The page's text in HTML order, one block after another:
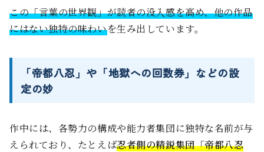
この「言葉の世界観」が読者の没入感を高め、他の作品
にはない独特の味わいを生み出しています。
「帝都八忍」や「地獄への回数券」などの設
定の妙
作中には、各勢力の構成や能力者集団に独特な名前が与
えられており、たとえば忍者側の精鋭集団「帝都八忍